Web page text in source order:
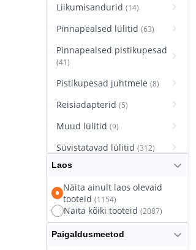
Liikumisandurid (14)
Pinnapealsed lülitid (63)
Pinnapealsed pistikupesad
(41)
Pistikupesad juhtmele (8)
Reisiadapterid (5)
Muud lülitid (9)
Süvistatavad lülitid (312)
Süvistatavad pistikupesad
Termostaatlülitid
Laos
Näita ainult laos olevaid
tooteid (1154)
Näita kõiki tooteid (2087)
Paigaldusmeetod